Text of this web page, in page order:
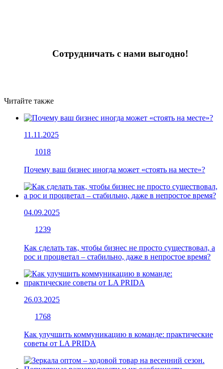
Сотрудничать с нами выгодно!
Читайте также
11.11.2025
1018
Почему ваш бизнес иногда может «стоять на месте»?
04.09.2025
1239
Как сделать так, чтобы бизнес не просто существовал, а
рос и процветал – стабильно, даже в непростое время?
26.03.2025
1768
Как улучшить коммуникацию в команде: практические
советы от LA PRIDA